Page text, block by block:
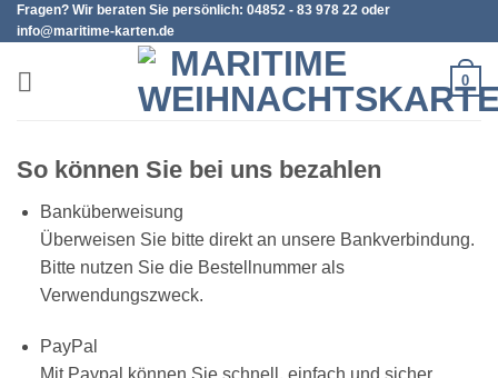
Zum
Inhalt
springen
Fragen? Wir beraten Sie persönlich: 04852 - 83 978 22 oder
info@maritime-karten.de
0
So können Sie bei uns bezahlen
Banküberweisung
Überweisen Sie bitte direkt an unsere Bankverbindung.
Bitte nutzen Sie die Bestellnummer als
Verwendungszweck.
PayPal
Mit Paypal können Sie schnell, einfach und sicher